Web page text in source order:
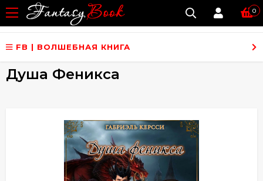
0
FB | ВОЛШЕБНАЯ КНИГА
Душа Феникса